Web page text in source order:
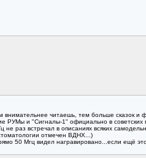
читаешь, тем больше сказок
и "Сигналы-1" официально в советских
раз встречал в описаниях всяких
отмечен ВДНХ...)
50 Мгц видел награвировано...если ещё